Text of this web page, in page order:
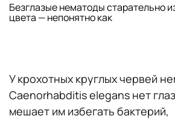
Безглазые нематоды старательно
цвета — непонятно как
У крохотных круглых червей
Caenorhabditis elegans нет
мешает им избегать бактерий,